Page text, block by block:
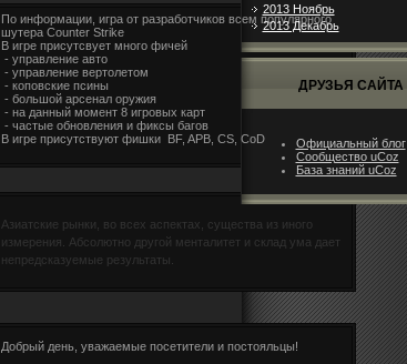
По информации, игра от разработчиков всем популярного
шутера Counter Strike
В игре присутсвует много фичей
- управление авто
- управление вертолетом
- коповские псины
- большой арсенал оружия
- на данный момент 8 игровых карт
- частые обновления и фиксы багов
В игре присутствуют фишки BF, APB, CS, CoD
Азиатские рынки, во всех аспектах, существа из иного
измерения. Абсолютно другой менталитет и склад ума дает
непредсказуемые результаты.
Добрый день, уважаемые посетители и постояльцы!
2013 Ноябрь
2013 Декабрь
ДРУЗЬЯ САЙТА
Официальный блог
Сообщество uCoz
База знаний uCoz